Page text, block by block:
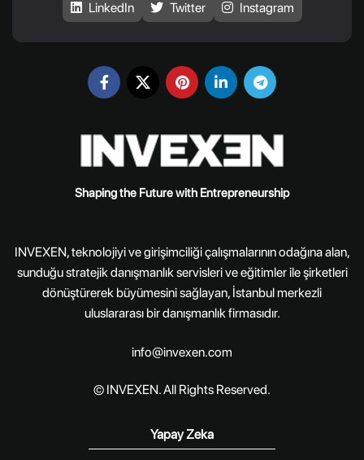
LinkedIn Twitter Instagram
Shaping the Future with Entrepreneurship
INVEXEN, teknolojiyi ve girişimciliği çalışmalarının odağına alan,
sunduğu stratejik danışmanlık servisleri ve eğitimler ile şirketleri
dönüştürerek büyümesini sağlayan, İstanbul merkezli
uluslararası bir danışmanlık firmasıdır.
info@invexen.com
© INVEXEN. All Rights Reserved.
Yapay Zeka